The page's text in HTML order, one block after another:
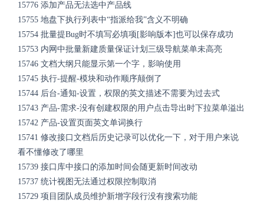
15776 添加产品无法选中产品线
15755 地盘下执行列表中“指派给我”含义不明确
15754 批量提Bug时不填写必填项[影响版本]也可以保存成功
15753 内网中批量新建质量保证计划三级导航菜单未高亮
15746 文档大纲只能显示第一个字，影响使用
15745 执行-提醒-模块和动作顺序颠倒了
15744 后台-通知-设置，权限的英文描述不需要为过去式
15743 产品-需求-没有创建权限的用户点击导出时下拉菜单溢出
15742 产品-设置页面英文单词换行
15741 修改接口文档后历史记录可以优化一下，对于用户来说
看不懂修改了哪里
15739 接口库中接口的添加时间会随更新时间改动
15737 统计视图无法通过权限控制取消
15729 项目团队成员维护新增字段行没有搜索功能